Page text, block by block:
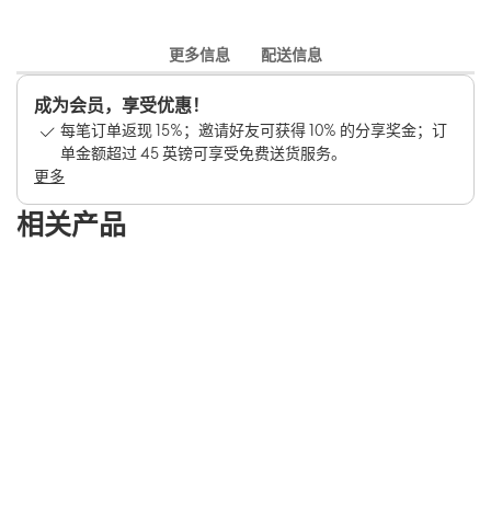
更多信息 配送信息
成为会员，享受优惠！
每笔订单返现 15%；邀请好友可获得 10% 的分享奖金；订
单金额超过 45 英镑可享受免费送货服务。
更多
相关产品